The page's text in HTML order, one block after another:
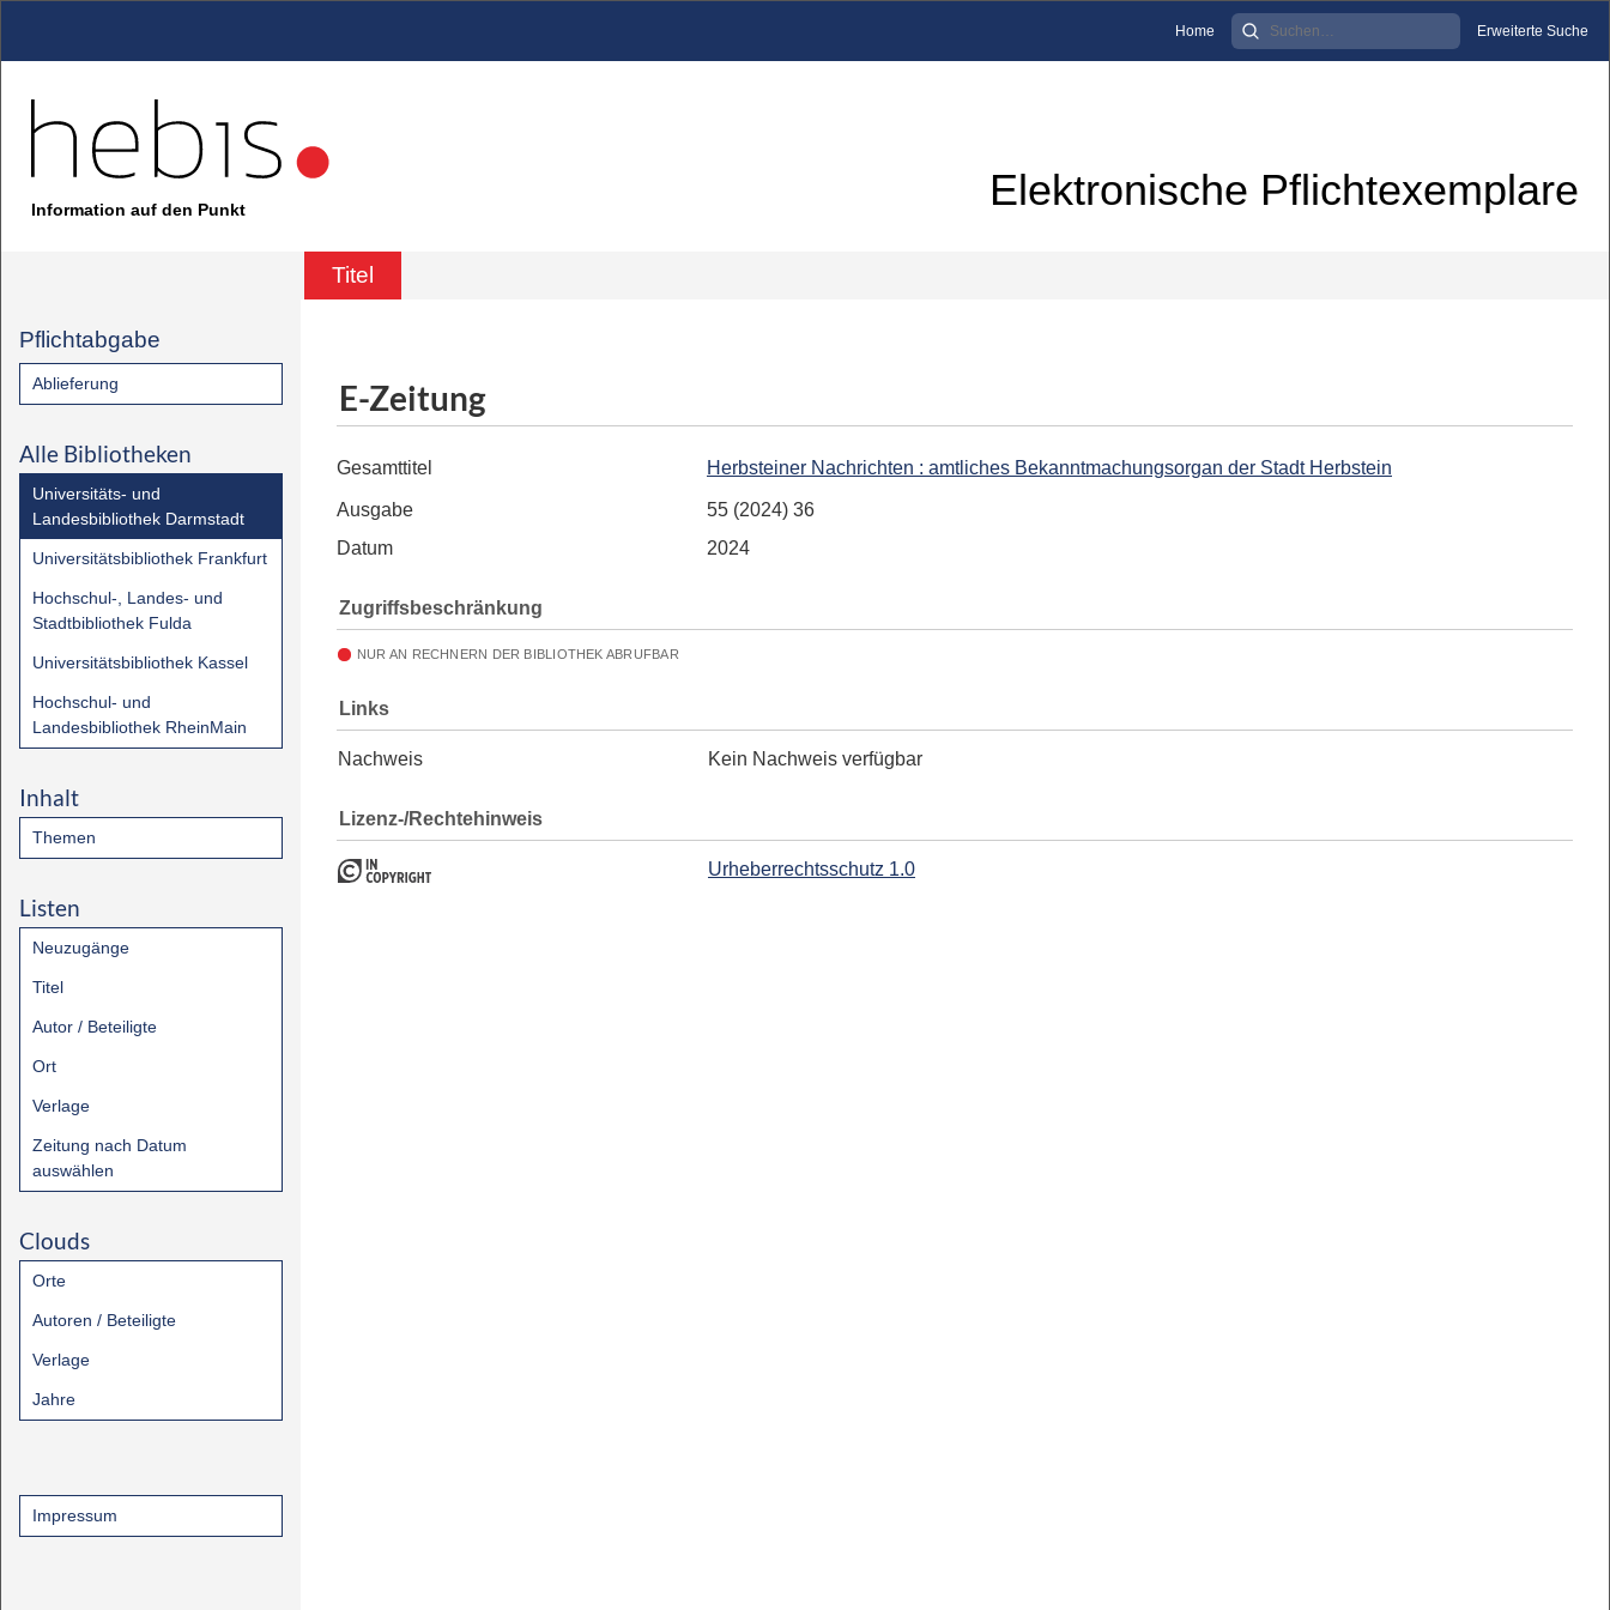
Home Erweiterte Suche
Information auf den Punkt Elektronische Pflichtexemplare
Titel
Pflichtabgabe
Ablieferung
Alle Bibliotheken
Universitäts- und
Landesbibliothek Darmstadt
Universitätsbibliothek Frankfurt
Hochschul-, Landes- und
Stadtbibliothek Fulda
Universitätsbibliothek Kassel
Hochschul- und
Landesbibliothek RheinMain
Inhalt
Themen
Listen
Neuzugänge
Titel
Autor / Beteiligte
Ort
Verlage
Zeitung nach Datum
auswählen
Clouds
Orte
Autoren / Beteiligte
Verlage
Jahre
Impressum
E-Zeitung
Gesamttitel Herbsteiner Nachrichten : amtliches Bekanntmachungsorgan der Stadt Herbstein
Ausgabe
55 (2024) 36
Datum
2024
Zugriffsbeschränkung
NUR AN RECHNERN DER BIBLIOTHEK ABRUFBAR
Links
Nachweis Kein Nachweis verfügbar
Lizenz-/Rechtehinweis
Urheberrechtsschutz 1.0